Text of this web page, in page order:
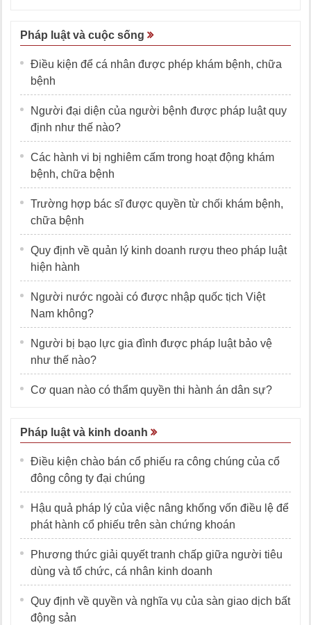
Pháp luật và cuộc sống
Điều kiện để cá nhân được phép khám bệnh, chữa
bệnh
Người đại diện của người bệnh được pháp luật quy
định như thế nào?
Các hành vi bị nghiêm cấm trong hoạt động khám
bệnh, chữa bệnh
Trường hợp bác sĩ được quyền từ chối khám bệnh,
chữa bệnh
Quy định về quản lý kinh doanh rượu theo pháp luật
hiện hành
Người nước ngoài có được nhập quốc tịch Việt
Nam không?
Người bị bạo lực gia đình được pháp luật bảo vệ
như thế nào?
Cơ quan nào có thẩm quyền thi hành án dân sự?
Pháp luật và kinh doanh
Điều kiện chào bán cổ phiếu ra công chúng của cổ
đông công ty đại chúng
Hậu quả pháp lý của việc nâng khống vốn điều lệ để
phát hành cổ phiếu trên sàn chứng khoán
Phương thức giải quyết tranh chấp giữa người tiêu
dùng và tổ chức, cá nhân kinh doanh
Quy định về quyền và nghĩa vụ của sàn giao dịch bất
động sản